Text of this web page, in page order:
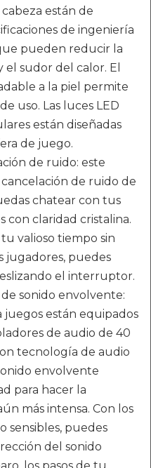
están de
de ingeniería
pueden reducir la
el sudor del calor. El
a la piel permite
uso. Las luces LED
están diseñadas
de juego.
de ruido: este
de ruido de
chatear con tus
con claridad cristalina.
valioso tiempo sin
jugadores, puedes
el interruptor.
sonido envolvente:
juegos están equipados
de audio de 40
tecnología de audio
envolvente
para hacer la
más intensa. Con los
sensibles, puedes
del sonido